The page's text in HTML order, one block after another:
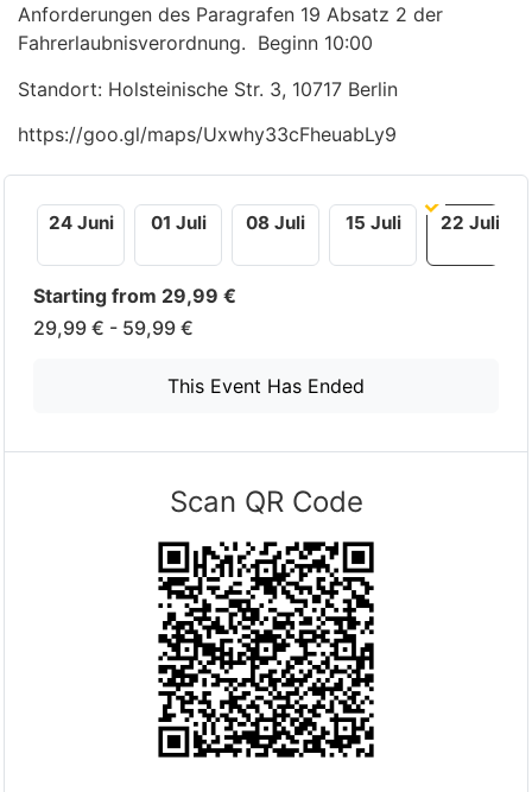
Anforderungen des Paragrafen 19 Absatz 2 der
Fahrerlaubnisverordnung. Beginn 10:00
Standort: Holsteinische Str. 3, 10717 Berlin
https://goo.gl/maps/Uxwhy33cFheuabLy9
24 Juni 01 Juli 08 Juli 15 Juli 22 Juli
Starting from 29,99 €
29,99 € - 59,99 €
This Event Has Ended
Scan QR Code